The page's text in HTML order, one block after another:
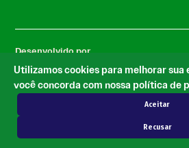
Desenvolvido por
com base no tema Newspack by
Utilizamos cookies para melhorar sua
você concorda com nossa política de
Aceitar
Recusar